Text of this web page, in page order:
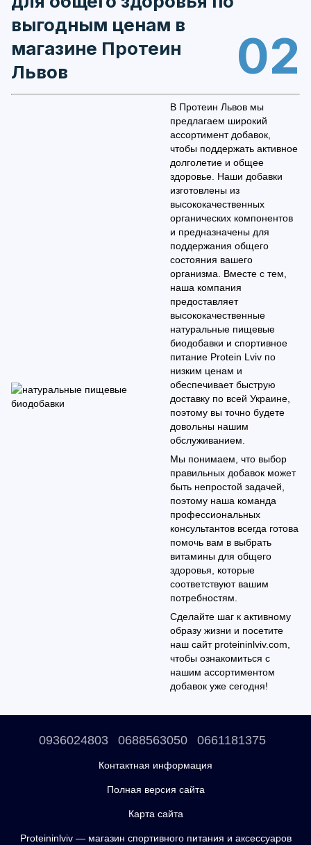
выгодным ценам в
магазине Протеин
Львов
02
В Протеин Львов мы
предлагаем широкий
ассортимент добавок,
чтобы поддержать активное
долголетие и общее
здоровье. Наши добавки
изготовлены из
высококачественных
органических компонентов
и предназначены для
поддержания общего
состояния вашего
организма. Вместе с тем,
наша компания
предоставляет
высококачественные
натуральные пищевые
биодобавки и спортивное
питание Protein Lviv по
низким ценам и
обеспечивает быструю
доставку по всей Украине,
поэтому вы точно будете
довольны нашим
обслуживанием.
Мы понимаем, что выбор
правильных добавок может
быть непростой задачей,
поэтому наша команда
профессиональных
консультантов всегда готова
помочь вам в выбрать
витамины для общего
здоровья, которые
соответствуют вашим
потребностям.
Сделайте шаг к активному
образу жизни и посетите
наш сайт proteininlviv.com,
чтобы ознакомиться с
нашим ассортиментом
добавок уже сегодня!
0936024803 0688563050 0661181375
Контактная информация
Полная версия сайта
Карта сайта
Proteininlviv — магазин спортивного питания и аксессуаров